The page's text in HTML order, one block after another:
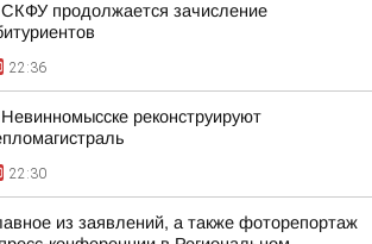
продолжается зачисление
22:36
реконструируют
22:30
из заявлений, а также фоторепортаж